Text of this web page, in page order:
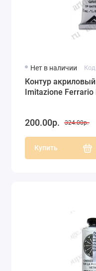
Нет в наличии Код
Контур
Imitazione
200.00р. 324.00р.
Купить